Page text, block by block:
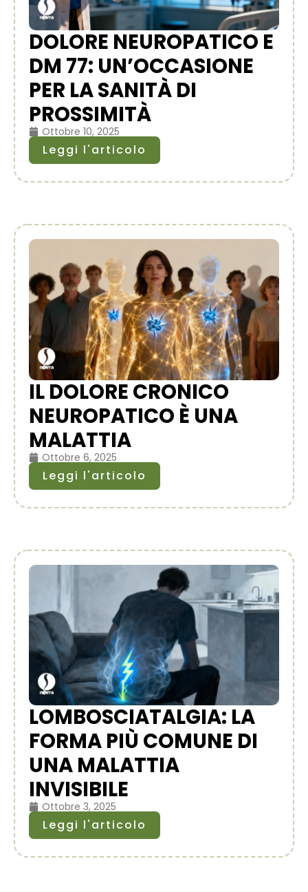
DOLORE NEUROPATICO E
DM 77: UN’OCCASIONE
PER LA SANITÀ DI
PROSSIMITÀ
Ottobre 10, 2025
Leggi l'articolo
IL DOLORE CRONICO
NEUROPATICO È UNA
MALATTIA
Ottobre 6, 2025
Leggi l'articolo
LOMBOSCIATALGIA: LA
FORMA PIÙ COMUNE DI
UNA MALATTIA
INVISIBILE
Ottobre 3, 2025
Leggi l'articolo